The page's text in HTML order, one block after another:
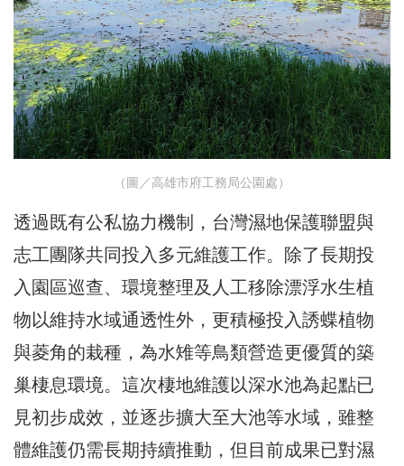
（圖／高雄市府工務局公園處）
透過既有公私協力機制，台灣濕地保護聯盟與
志工團隊共同投入多元維護工作。除了長期投
入園區巡查、環境整理及人工移除漂浮水生植
物以維持水域通透性外，更積極投入誘蝶植物
與菱角的栽種，為水雉等鳥類營造更優質的築
巢棲息環境。這次棲地維護以深水池為起點已
見初步成效，並逐步擴大至大池等水域，雖整
體維護仍需長期持續推動，但目前成果已對濕